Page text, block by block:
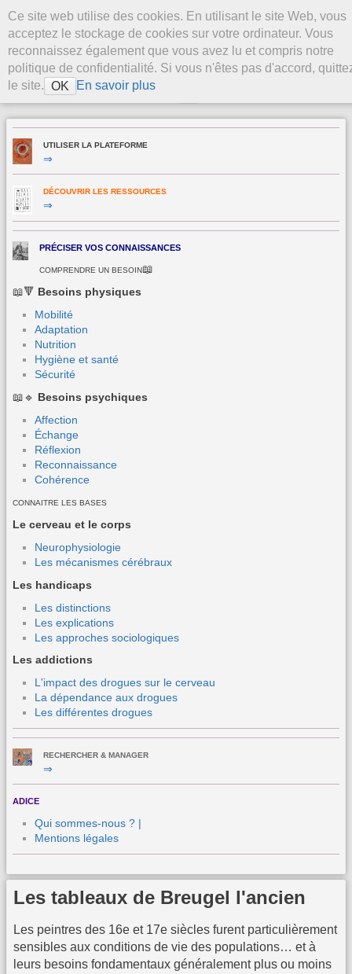
Aller au contenu
La Plateforme
Stevenson
UTILISER LA PLATEFORME
⇒
DÉCOUVRIR LES RESSOURCES
⇒
PRÉCISER VOS CONNAISSANCES
COMPRENDRE UN BESOIN📖
📖🔻 Besoins physiques
Mobilité
Adaptation
Nutrition
Hygiène et santé
Sécurité
📖🔹 Besoins psychiques
Affection
Échange
Réflexion
Reconnaissance
Cohérence
CONNAITRE LES BASES
Le cerveau et le corps
Neurophysiologie
Les mécanismes cérébraux
Les handicaps
Les distinctions
Les explications
Les approches sociologiques
Les addictions
L'impact des drogues sur le cerveau
La dépendance aux drogues
Les différentes drogues
RECHERCHER & MANAGER
⇒
ADICE
Qui sommes-nous ? |
Mentions légales
Les tableaux de Breugel l'ancien
Les peintres des 16e et 17e siècles furent particulièrement
sensibles aux conditions de vie des populations… et à
leurs besoins fondamentaux généralement plus ou moins
Ce site web utilise des cookies. En utilisant le site Web, vous
acceptez le stockage de cookies sur votre ordinateur. Vous
reconnaissez également que vous avez lu et compris notre
politique de confidentialité. Si vous n'êtes pas d'accord,
le site. OK En savoir plus